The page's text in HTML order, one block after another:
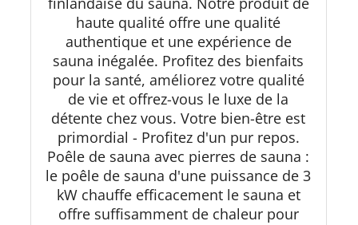
haute qualité offre une qualité
authentique et une expérience de
sauna inégalée. Profitez des bienfaits
pour la santé, améliorez votre qualité
de vie et offrez-vous le luxe de la
détente chez vous. Votre bien-être est
primordial - Profitez d'un pur repos.
Poêle de sauna avec pierres de sauna :
le poêle de sauna d'une puissance de 3
kW chauffe efficacement le sauna et
offre suffisamment de chaleur pour